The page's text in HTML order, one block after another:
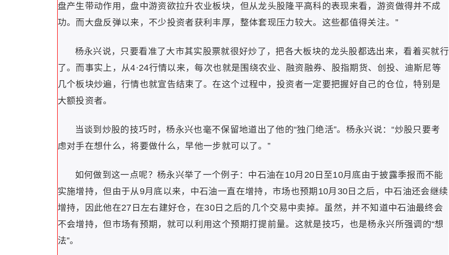
盘产生带动作用，盘中游资欲拉升农业板块，但从龙头股隆平高科的表现来看，游资做得并不成
功。而大盘反弹以来，不少投资者获利丰厚，整体套现压力较大。这些都值得关注。”
杨永兴说，只要看准了大市其实股票就很好炒了，把各大板块的龙头股都选出来，看着买就行
了。而事实上，从4·24行情以来，每次也就是围绕农业、融资融券、股指期货、创投、迪斯尼等
几个板块炒遍，行情也就宣告结束了。在这个过程中，投资者一定要把握好自己的仓位，特别是
大额投资者。
当谈到炒股的技巧时，杨永兴也毫不保留地道出了他的“独门绝活”。杨永兴说：“炒股只要考
虑对手在想什么，将要做什么，早他一步就可以了。”
如何做到这一点呢？杨永兴举了一个例子：中石油在10月20日至10月底由于披露季报而不能
实施增持，但由于从9月底以来，中石油一直在增持，市场也预期10月30日之后，中石油还会继续
增持，因此他在27日左右建好仓，在30日之后的几个交易中卖掉。虽然，并不知道中石油最终会
不会增持，但市场有预期，就可以利用这个预期打提前量。这就是技巧，也是杨永兴所强调的“想
法”。